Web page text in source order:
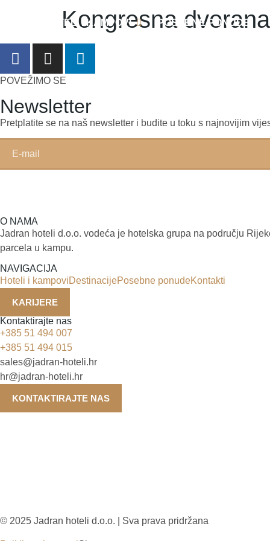
HOTELI I KAMPOVI POSEBNE PONUDE
Kongresna dvorana
POVEŽIMO SE
Newsletter
Pretplatite se na naš newsletter i budite u toku s najnovijim
O NAMA
Jadran hoteli d.o.o. vodeća je hotelska grupa na području
parcela u kampu.
NAVIGACIJA
Hoteli i kampoviDestinacijePosebne ponudeKontakti
KARIJERE
Kontaktirajte nas
+385 51 494 007
+385 51 494 015
sales@jadran-hoteli.hr
hr@jadran-hoteli.hr
KONTAKTIRAJTE NAS
© 2025 Jadran hoteli d.o.o. | Sva prava pridržana